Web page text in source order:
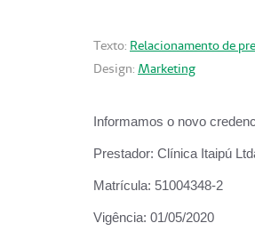
Texto: Relacionamento de
Design: Marketing
Informamos o novo
Prestador: Clínica Itaipú
Matrícula: 51004348-2
Vigência: 01/05/2020